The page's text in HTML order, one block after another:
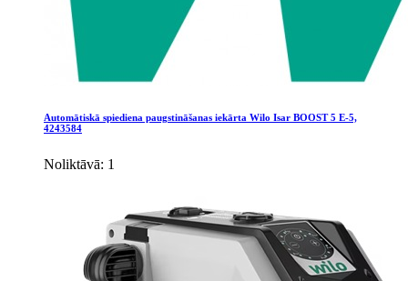
Automātiskā spiediena paugstināšanas iekārta Wilo Isar BOOST 5 E-5,
4243584
Noliktāvā: 1